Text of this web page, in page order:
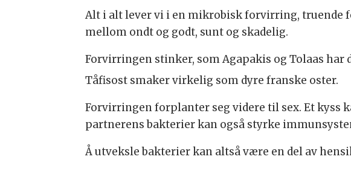
Alt i alt lever vi i en mikrobisk forvirring, truende
mellom ondt og godt, sunt og skadelig.
Forvirringen stinker, som Agapakis og Tolaas har
Tåfisost smaker virkelig som dyre franske oster.
Forvirringen forplanter seg videre til sex. Et kyss
partnerens bakterier kan også styrke
Å utveksle bakterier kan altså være en del av